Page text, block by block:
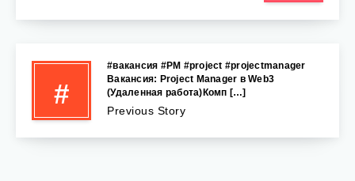
#
#вакансия #PM #project #projectmanager
Вакансия: Project Manager в Web3
(Удаленная работа)Комп […]
Previous Story